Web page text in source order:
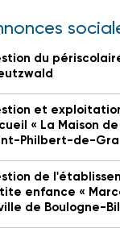
du
et
« La Maison
Philbert-de-
de
enfance «
de Boulogne-